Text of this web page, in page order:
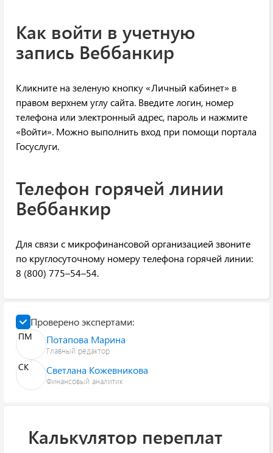
Как войти в учетную
запись Веббанкир
Кликните на зеленую кнопку «Личный кабинет» в
правом верхнем углу сайта. Введите логин, номер
телефона или электронный адрес, пароль и нажмите
«Войти». Можно выполнить вход при помощи портала
Госуслуги.
Телефон горячей линии
Веббанкир
Для связи с микрофинансовой организацией звоните
по круглосуточному номеру телефона горячей линии:
8 (800) 775–54–54.
Проверено экспертами:
ПМ Потапова Марина
Главный редактор
СК Светлана Кожевникова
Финансовый аналитик
Калькулятор переплат